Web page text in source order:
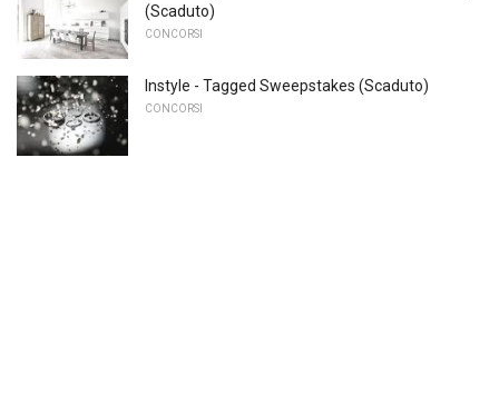
(Scaduto)
CONCORSI
Instyle - Tagged Sweepstakes (Scaduto)
CONCORSI